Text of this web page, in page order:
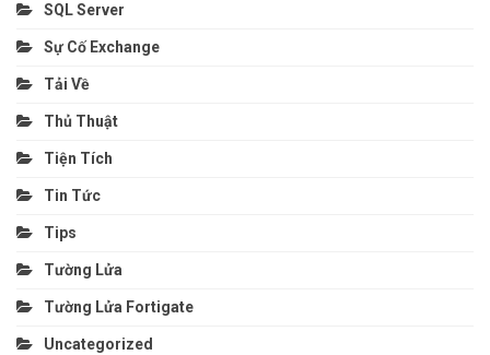
SQL Server
Sự Cố Exchange
Tải Về
Thủ Thuật
Tiện Tích
Tin Tức
Tips
Tường Lửa
Tường Lửa Fortigate
Uncategorized